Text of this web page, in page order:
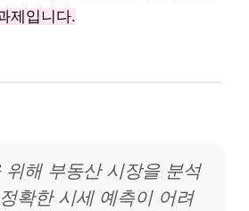
제입니다.
위해 부동산 시장을 분석
확한 시세 예측이 어려